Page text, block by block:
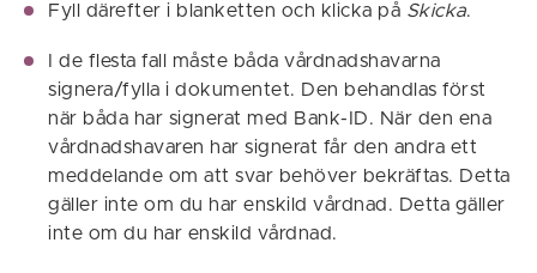
Fyll därefter i blanketten och klicka på Skicka.
I de flesta fall måste båda vårdnadshavarna
signera/fylla i dokumentet. Den behandlas först
när båda har signerat med Bank-ID. När den ena
vårdnadshavaren har signerat får den andra ett
meddelande om att svar behöver bekräftas. Detta
gäller inte om du har enskild vårdnad. Detta gäller
inte om du har enskild vårdnad.